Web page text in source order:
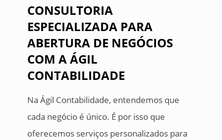
CONSULTORIA
ESPECIALIZADA PARA
ABERTURA DE NEGÓCIOS
COM A ÁGIL
CONTABILIDADE
Na Ágil Contabilidade, entendemos que
cada negócio é único. É por isso que
oferecemos serviços personalizados para